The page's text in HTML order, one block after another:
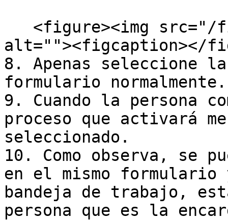
alt=""><figcaption></
8. Apenas seleccione
formulario normalmente.
9. Cuando la persona
proceso que activará
seleccionado.
10. Como observa, se
en el mismo
bandeja de trabajo,
persona que es la